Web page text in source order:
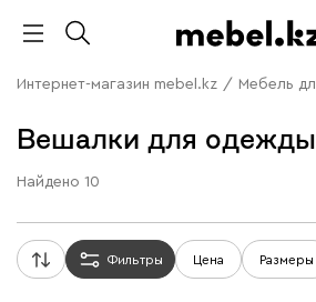
Интернет-магазин mebel.kz / Мебель
Вешалки для одежды
Найдено 10
Фильтры Цена Размеры